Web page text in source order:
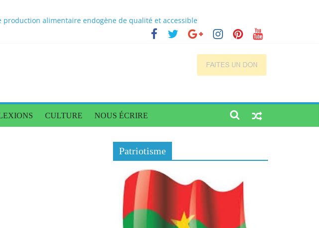
alimentaire endogène de qualité et accessible
par les populations sur la fortification des aliments
presse pour constater la situation dans quatre régions du Burkina
CULTURE NOUS ÉCRIRE
Patriotisme